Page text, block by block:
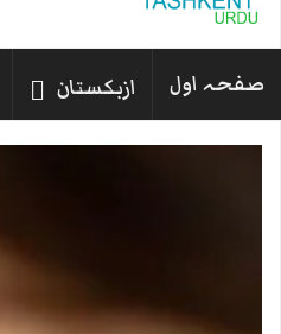
صفحہ اول ازبکستان